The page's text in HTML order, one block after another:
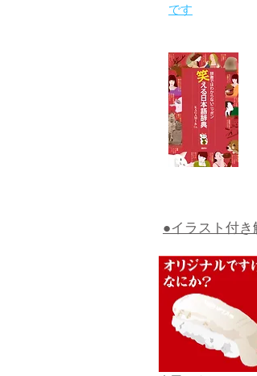
です
●イラスト付き